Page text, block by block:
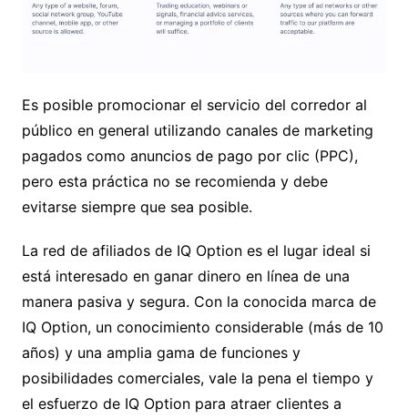
Es posible promocionar el servicio del corredor al
público en general utilizando canales de marketing
pagados como anuncios de pago por clic (PPC),
pero esta práctica no se recomienda y debe
evitarse siempre que sea posible.
La red de afiliados de IQ Option es el lugar ideal si
está interesado en ganar dinero en línea de una
manera pasiva y segura. Con la conocida marca de
IQ Option, un conocimiento considerable (más de 10
años) y una amplia gama de funciones y
posibilidades comerciales, vale la pena el tiempo y
el esfuerzo de IQ Option para atraer clientes a